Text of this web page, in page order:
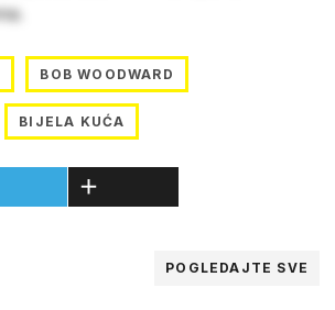
BOB WOODWARD
BIJELA KUĆA
POGLEDAJTE SVE